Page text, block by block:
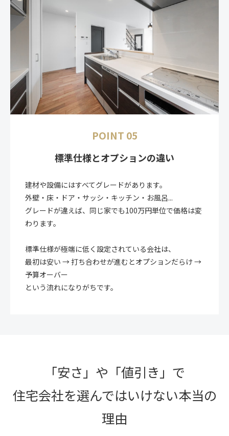
POINT 05
標準仕様とオプションの違い
建材や設備にはすべてグレードがあります。
外壁・床・ドア・サッシ・キッチン・お風呂...
グレードが違えば、同じ家でも100万円単位で価格は変
わります。
標準仕様が極端に低く設定されている会社は、
最初は安い → 打ち合わせが進むとオプションだらけ →
予算オーバー
という流れになりがちです。
「安さ」や「値引き」で
住宅会社を選んではいけない本当の
理由